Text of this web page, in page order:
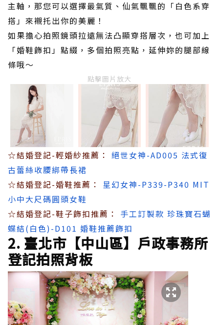
主軸，那您可以選擇最氣質、仙氣飄飄的「白色系穿
搭」來襯托出你的美麗！
如果擔心拍照鏡頭拉遠無法凸顯穿搭層次，也可加上
「婚鞋飾扣」點綴，多個拍照亮點，延伸妳的腿部線
條哦～
點擊圖片放大
☆結婚登記-輕婚紗推薦： 絕世女神-AD005 法式復
古蕾絲收腰綁帶長裙
☆結婚登記-婚鞋推薦：
星幻女神-P339-P340 MIT
小中大尺碼圓頭女鞋
☆結婚登記-鞋子飾扣推薦：
手工訂製款 珍珠寶石蝴
蝶結(白色)-D101 婚鞋推薦飾扣
2. 臺北市【中山區】戶政事務所
登記拍照背板